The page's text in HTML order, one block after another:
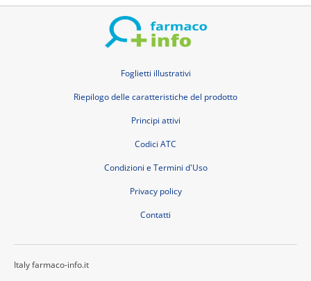
Foglietti illustrativi
Riepilogo delle caratteristiche del prodotto
Principi attivi
Codici ATC
Condizioni e Termini d'Uso
Privacy policy
Contatti
Italy farmaco-info.it